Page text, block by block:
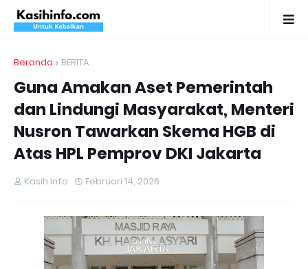
Beranda BERITA
Guna Amakan Aset Pemerintah
dan Lindungi Masyarakat, Menteri
Nusron Tawarkan Skema HGB di
Atas HPL Pemprov DKI Jakarta
Kasih Info Februari 14, 2026